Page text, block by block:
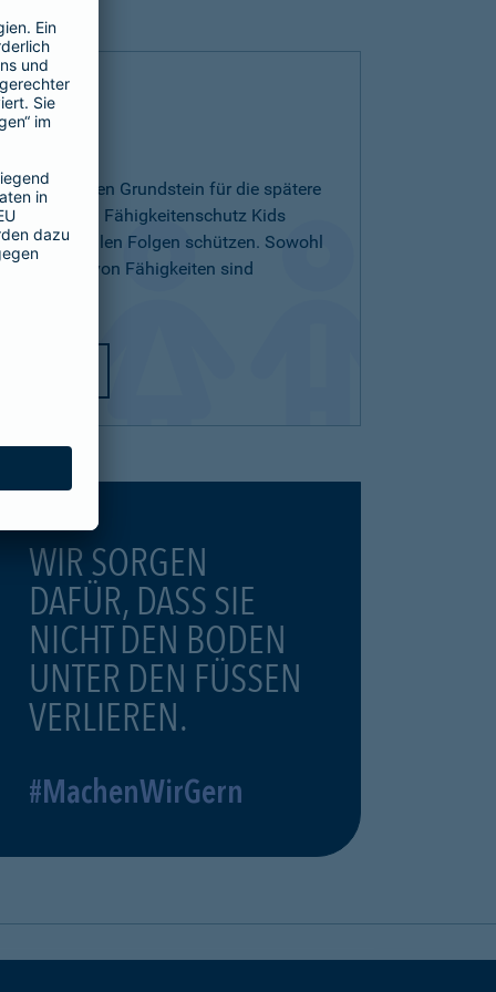
und den Grundstein für die spätere
Mit dem Fähigkeitenschutz Kids
finanziellen Folgen schützen. Sowohl
von Fähigkeiten sind
WIR SORGEN
DAFÜR, DASS SIE
NICHT DEN BODEN
UNTER DEN FÜSSEN
VERLIEREN.
#MachenWirGern